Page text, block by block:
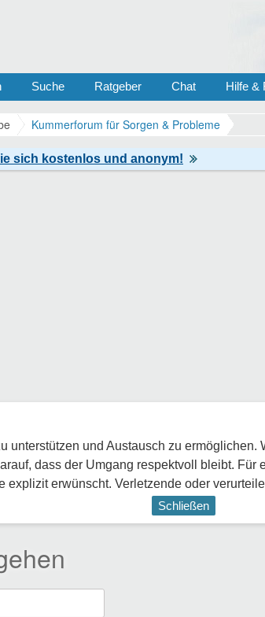
Suche Ratgeber Chat Hilfe &
Kummerforum für Sorgen & Probleme
unterstützen und Austausch zu
dass der Umgang respektvoll bleibt.
explizit erwünscht. Verletzende oder
Schließen